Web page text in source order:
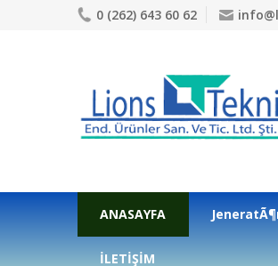
0 (262) 643 60 62
ANASAYFA
İLETİŞİM